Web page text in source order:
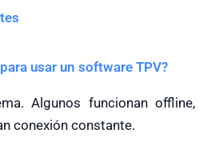
usar un software TPV?
Algunos funcionan offline,
conexión constante.